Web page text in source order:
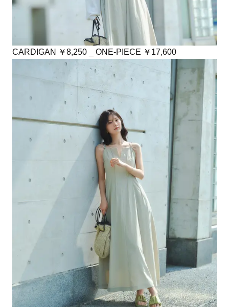
CARDIGAN ￥8,250 _ ONE-PIECE ￥17,600